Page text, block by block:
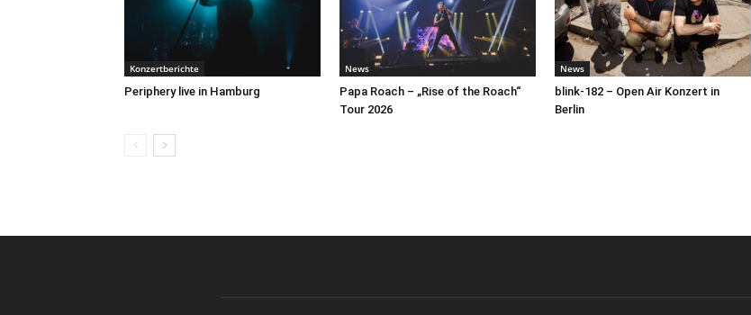
Konzertberichte
Periphery live in Hamburg
News
Papa Roach – „Rise of the Roach“
Tour 2026
News
blink-182 – Open Air Konzert in
Berlin